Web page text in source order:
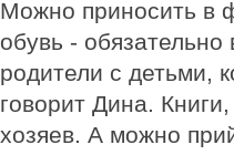
Можно приносить в
обувь -
родители с детьми,
говорит Дина.
хозяев. А можно